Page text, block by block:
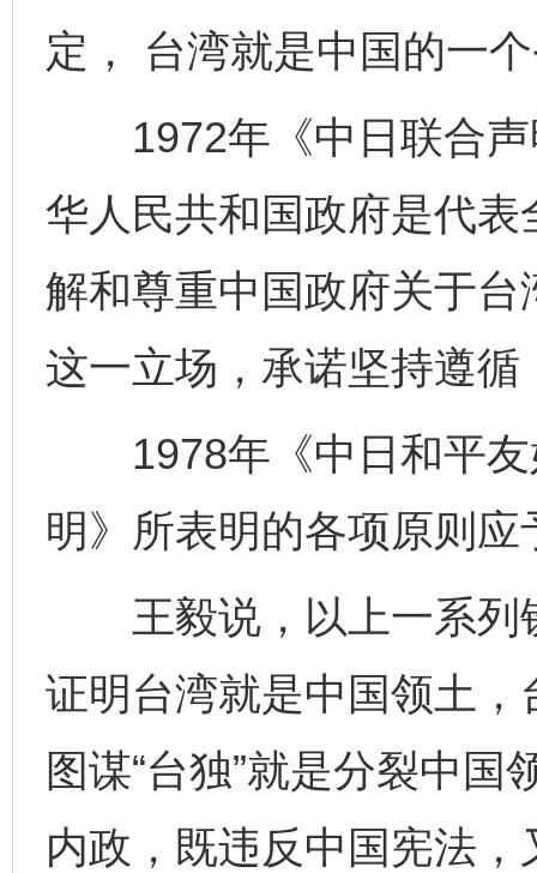
定， 台湾就是中国的一
1972年《中日联合声
华人民共和国政府是代
解和尊重中国政府关于
这一立场，承诺坚持遵
1978年《中日和平友
明》所表明的各项原则应
王毅说，以上一系列
证明台湾就是中国领土，
图谋“台独”就是分裂中国
内政，既违反中国宪法
网上购药对药下症？